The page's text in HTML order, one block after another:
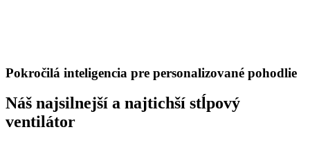
Pokročilá inteligencia pre personalizované pohodlie
Náš najsilnejší a najtichší stĺpový
ventilátor